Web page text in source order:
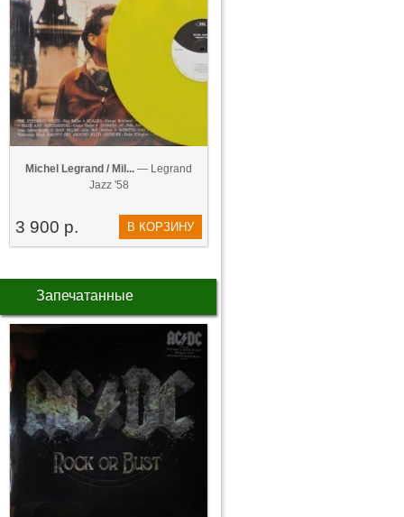
Michel Legrand / Mil... — Legrand
Jazz '58
3 900 р. В КОРЗИНУ
Запечатанные